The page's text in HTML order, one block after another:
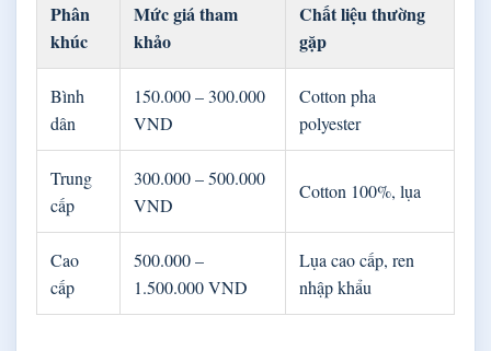
Phân
khúc
Mức giá tham
khảo
Chất liệu thường
gặp
Bình
dân
150.000 – 300.000
VND
Cotton pha
polyester
Trung
cấp
300.000 – 500.000
VND
Cotton 100%, lụa
Cao
cấp
500.000 –
1.500.000 VND
Lụa cao cấp, ren
nhập khẩu